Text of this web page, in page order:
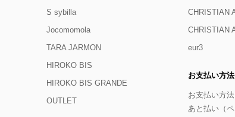
S sybilla
Jocomomola
TARA JARMON
CHRISTIAN
CHRISTIAN
eur3
HIROKO BIS
HIROKO BIS GRANDE
OUTLET
お支払い方法
お支払い方
あと払い（